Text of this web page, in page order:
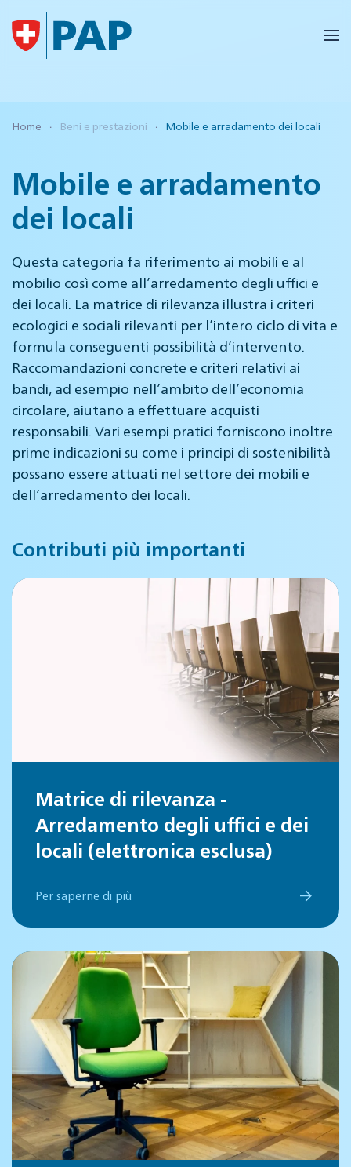
Skip to main content
Home Beni e prestazioni Mobile e arradamento dei locali
Mobile e arradamento
dei locali
Questa categoria fa riferimento ai mobili e al
mobilio così come all’arredamento degli uffici e
dei locali. La matrice di rilevanza illustra i criteri
ecologici e sociali rilevanti per l’intero ciclo di vita e
formula conseguenti possibilità d’intervento.
Raccomandazioni concrete e criteri relativi ai
bandi, ad esempio nell’ambito dell’economia
circolare, aiutano a effettuare acquisti
responsabili. Vari esempi pratici forniscono inoltre
prime indicazioni su come i principi di sostenibilità
possano essere attuati nel settore dei mobili e
dell’arredamento dei locali.
Contributi più importanti
Matrice di rilevanza -
Arredamento degli uffici e dei
locali (elettronica esclusa)
Per saperne di più